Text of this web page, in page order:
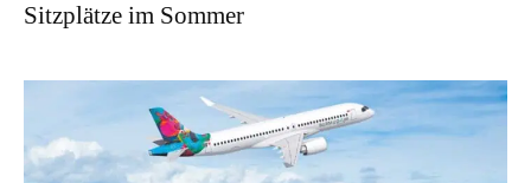
Sitzplätze im Sommer